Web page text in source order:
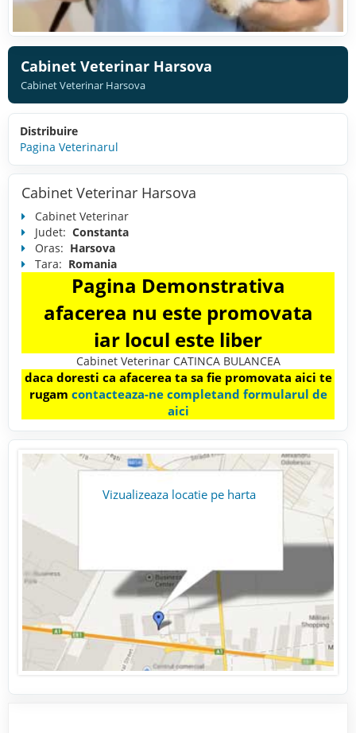
Cabinet Veterinar Harsova
Cabinet Veterinar Harsova
Distribuire
Pagina Veterinarul
Cabinet Veterinar Harsova
Cabinet Veterinar
Judet: Constanta
Oras: Harsova
Tara: Romania
Pagina Demonstrativa
afacerea nu este promovata
iar locul este liber
Cabinet Veterinar CATINCA BULANCEA
daca doresti ca afacerea ta sa fie promovata aici te
rugam contacteaza-ne completand formularul de
aici
Vizualizeaza locatie pe harta